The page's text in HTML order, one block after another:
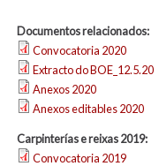
Documentos relacionados:
Convocatoria 2020
Extracto do BOE_12.5.20
Anexos 2020
Anexos editables 2020
Carpinterías e reixas 2019:
Convocatoria 2019